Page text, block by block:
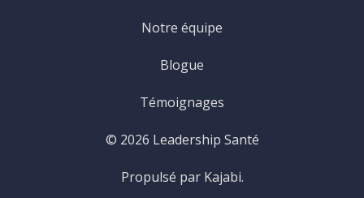
Notre équipe
Blogue
Témoignages
© 2026 Leadership Santé
Propulsé par Kajabi.